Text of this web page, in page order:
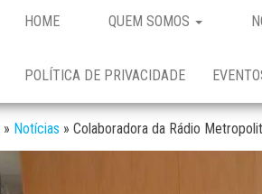
HOME QUEM SOMOS
POLÍTICA DE PRIVACIDADE
» Notícias » Colaboradora da Rádio